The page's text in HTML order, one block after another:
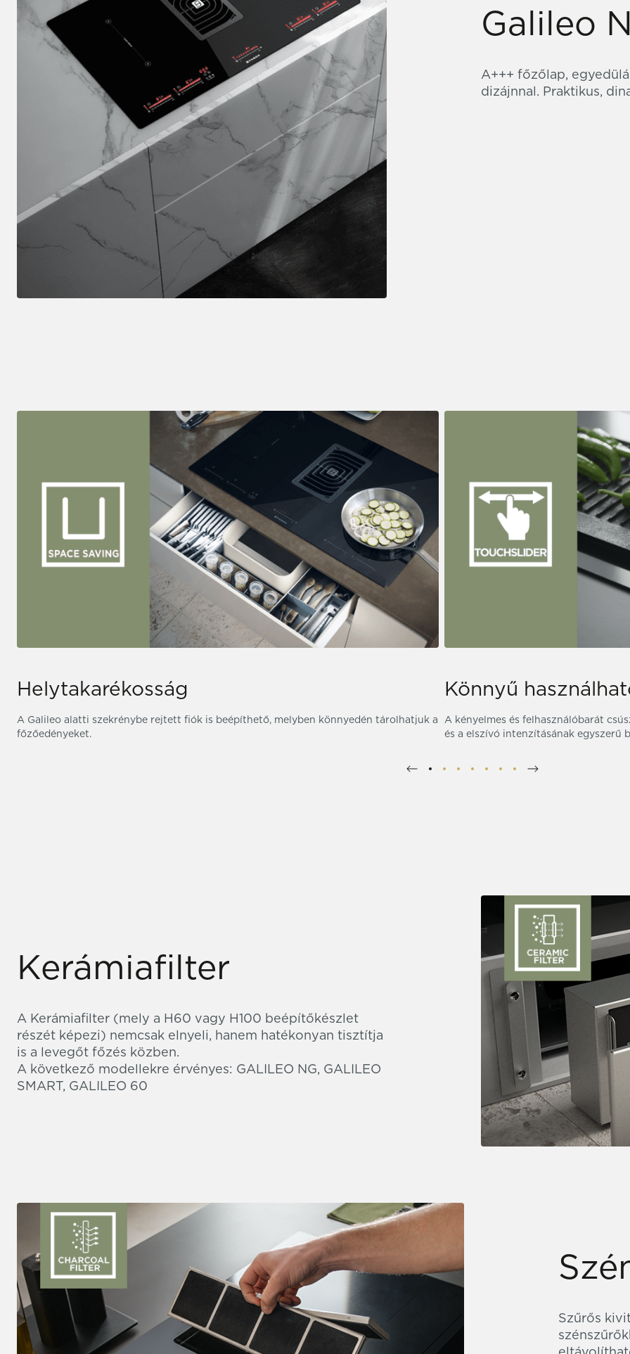
Galileo
A+++ főzőlap,
dizájnnal. Praktikus,
Helytakarékosság
A Galileo alatti szekrénybe rejtett fiók is beépíthető, melyben könnyedén tárolhatjuk a
főzőedényeket.
Könnyű
A kényelmes és felhasználóbarát
és a elszívó intenzításának egyszerű
Kerámiafilter
A Kerámiafilter (mely a H60 vagy H100 beépítőkészlet
részét képezi) nemcsak elnyeli, hanem hatékonyan tisztítja
is a levegőt főzés közben.
A következő modellekre érvényes: GALILEO NG, GALILEO
SMART, GALILEO 60
Szűrős